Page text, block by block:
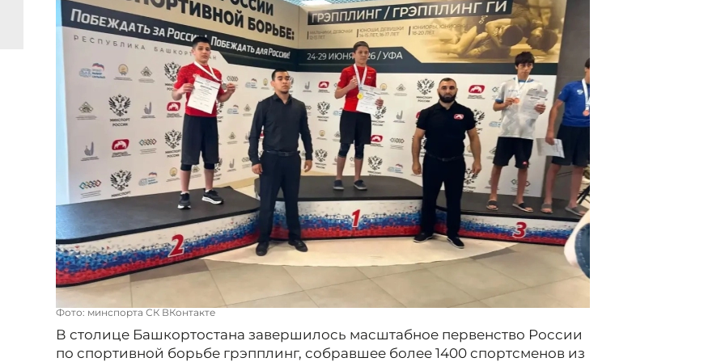
Фото: минспорта СК ВКонтакте
В столице Башкортостана завершилось масштабное первенство России
по спортивной борьбе грэпплинг, собравшее более 1400 спортсменов из